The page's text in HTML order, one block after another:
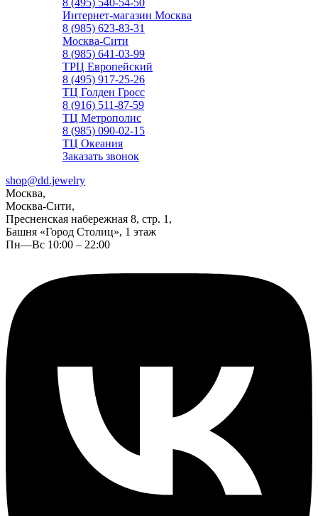
8 (495) 540-54-50
Интернет-магазин Москва
8 (985) 623-83-31
Москва-Сити
8 (985) 641-03-99
ТРЦ Европейский
8 (495) 917-25-26
ТЦ Голден Гросс
8 (916) 511-87-59
ТЦ Метрополис
8 (985) 090-02-15
ТЦ Океания
Заказать звонок
shop@dd.jewelry
Москва,
Москва-Сити,
Пресненская набережная 8, стр. 1,
Башня «Город Столиц», 1 этаж
Пн—Вс 10:00 – 22:00